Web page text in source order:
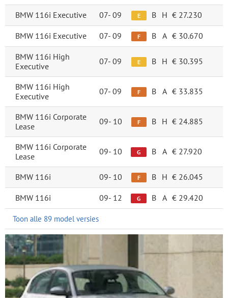
BMW 116i Executive 07- 09 E B H € 27.230
BMW 116i Executive 07- 09 F B A € 30.670
BMW 116i High
Executive
07- 09 E B H € 30.395
BMW 116i High
Executive
07- 09 F B A € 33.835
BMW 116i Corporate
Lease
09- 10 F B H € 24.885
BMW 116i Corporate
Lease
09- 10 G B A € 27.920
BMW 116i 09- 10 F B H € 26.045
BMW 116i 09- 12 G B A € 29.420
Toon alle 89 model versies